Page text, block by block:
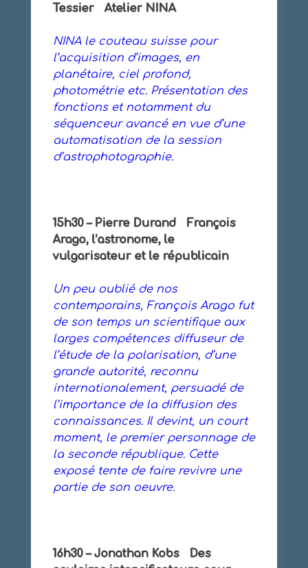
Tessier Atelier NINA
NINA le couteau suisse pour
l’acquisition d’images, en
planétaire, ciel profond,
photométrie etc. Présentation des
fonctions et notamment du
séquenceur avancé en vue d’une
automatisation de la session
d’astrophotographie.
15h30 – Pierre Durand François
Arago, l’astronome, le
vulgarisateur et le républicain
Un peu oublié de nos
contemporains, François Arago fut
de son temps un scientifique aux
larges compétences diffuseur de
l’étude de la polarisation, d’une
grande autorité, reconnu
internationalement, persuadé de
l’importance de la diffusion des
connaissances. Il devint, un court
moment, le premier personnage de
la seconde république. Cette
exposé tente de faire revivre une
partie de son oeuvre.
16h30 – Jonathan Kobs Des